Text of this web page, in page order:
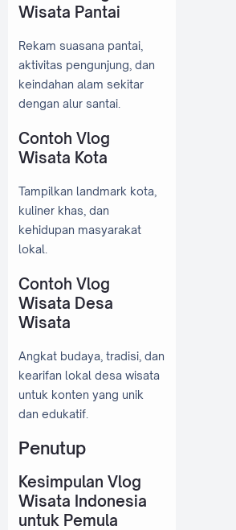
Wisata Pantai
Rekam suasana pantai,
aktivitas pengunjung, dan
keindahan alam sekitar
dengan alur santai.
Contoh Vlog
Wisata Kota
Tampilkan landmark kota,
kuliner khas, dan
kehidupan masyarakat
lokal.
Contoh Vlog
Wisata Desa
Wisata
Angkat budaya, tradisi, dan
kearifan lokal desa wisata
untuk konten yang unik
dan edukatif.
Penutup
Kesimpulan Vlog
Wisata Indonesia
untuk Pemula